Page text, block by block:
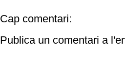
Cap comentari:
Publica un comentari a